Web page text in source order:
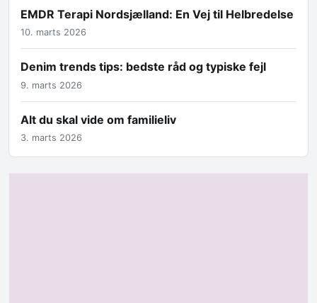
EMDR Terapi Nordsjælland: En Vej til Helbredelse
10. marts 2026
Denim trends tips: bedste råd og typiske fejl
9. marts 2026
Alt du skal vide om familieliv
3. marts 2026